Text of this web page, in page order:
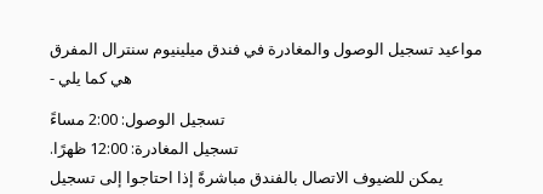
مواعيد تسجيل الوصول والمغادرة في فندق ميلينيوم سنترال المفرق
هي كما يلي -
تسجيل الوصول: 2:00 مساءً
تسجيل المغادرة: 12:00 ظهرًا.
يمكن للضيوف الاتصال بالفندق مباشرةً إذا احتاجوا إلى تسجيل